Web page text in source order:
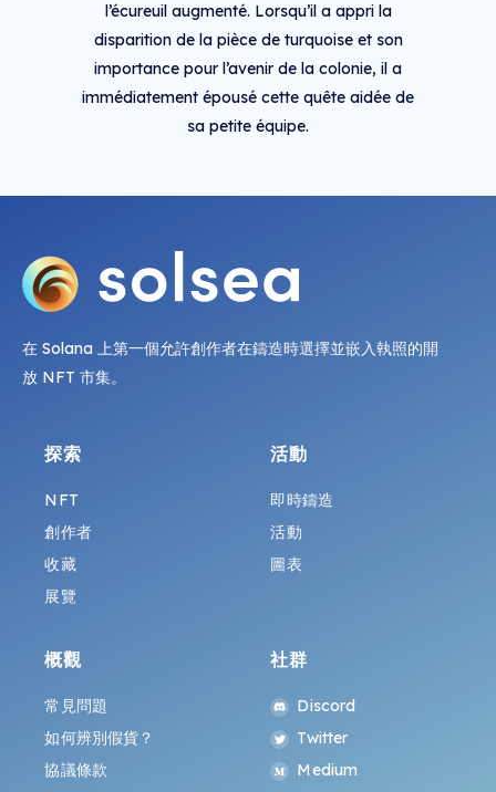
l’écureuil augmenté. Lorsqu’il a appri la
disparition de la pièce de turquoise et son
importance pour l’avenir de la colonie, il a
immédiatement épousé cette quête aidée de
sa petite équipe.
在 Solana 上第一個允許創作者在鑄造時選擇並嵌入執照的開
放 NFT 市集。
探索
NFT
創作者
收藏
展覽
活動
即時鑄造
活動
圖表
概觀
常見問題
如何辨別假貨？
協議條款
社群
Discord
Twitter
Medium